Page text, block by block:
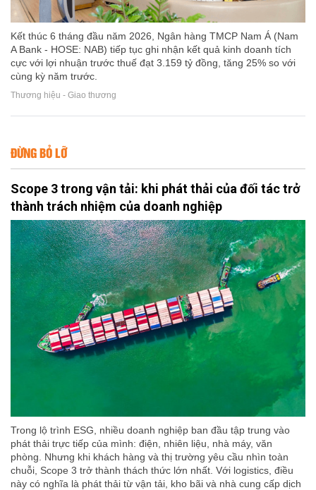
Kết thúc 6 tháng đầu năm 2026, Ngân hàng TMCP Nam Á (Nam
A Bank - HOSE: NAB) tiếp tục ghi nhận kết quả kinh doanh tích
cực với lợi nhuận trước thuế đạt 3.159 tỷ đồng, tăng 25% so với
cùng kỳ năm trước.
Thương hiệu - Giao thương
ĐỪNG BỎ LỠ
Scope 3 trong vận tải: khi phát thải của đối tác trở
thành trách nhiệm của doanh nghiệp
Trong lộ trình ESG, nhiều doanh nghiệp ban đầu tập trung vào
phát thải trực tiếp của mình: điện, nhiên liệu, nhà máy, văn
phòng. Nhưng khi khách hàng và thị trường yêu cầu nhìn toàn
chuỗi, Scope 3 trở thành thách thức lớn nhất. Với logistics, điều
này có nghĩa là phát thải từ vận tải, kho bãi và nhà cung cấp dịch